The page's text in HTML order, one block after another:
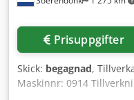
Prisuppgifter
Skick: begagnad,
Maskinnr: 0914
Djdpfx Amjh Nnh Ao